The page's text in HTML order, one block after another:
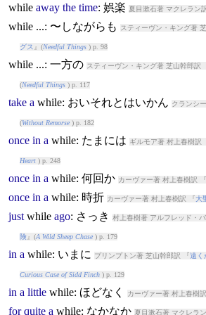
while away the time: 娯楽 夏目漱石著 マクレラン
while...: 〜しながらも スティーヴン・キング著
グス 』(Needful Things) p. 98
while...: 一方の スティーヴン・キング著 芝山幹郎訳
(Needful Things) p. 117
take a while: おいそれとはいかん クランシ
(Without Remorse) p. 182
once in a while: たまには ギルモア著 村上春樹訳
Heart) p. 248
once in a while: 何回か カーヴァー著 村上春樹訳 『
once in a while: 時折 カーヴァー著 村上春樹訳 『大
just while ago: さっき 村上春樹著 アルフレッド・
険』(A Wild Sheep Chase) p. 179
in a while: いまに プリンプトン著 芝山幹郎訳 『遠く
Curious Case of Sidd Finch) p. 129
in a little while: ほどなく カーヴァー著 村上春樹
for quite a while: なかなか 夏目漱石著 マクレラ